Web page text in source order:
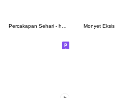
Monyet Eksis